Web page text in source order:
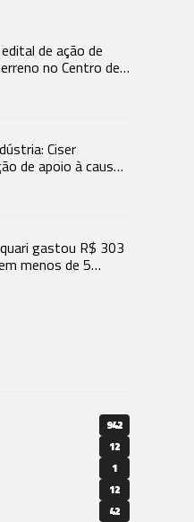
de ação de
no Centro de
Ciser
de apoio à causa
em Santa
gastou R$ 303
menos de 5
942
12
1
12
42